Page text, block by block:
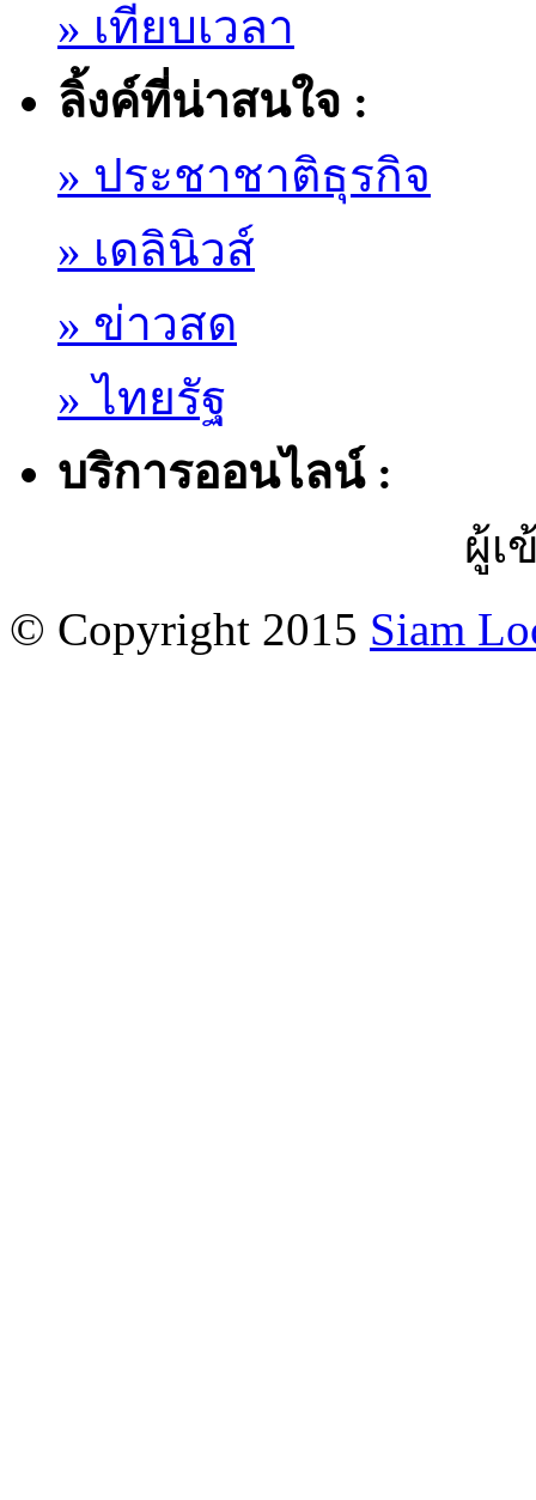
» เทียบเวลา
ลิ้งค์ที่น่าสนใจ :
» ประชาชาติธุรกิจ
» เดลินิวส์
» ข่าวสด
» ไทยรัฐ
บริการออนไลน์ :
ผู้เ
© Copyright 2015 Siam